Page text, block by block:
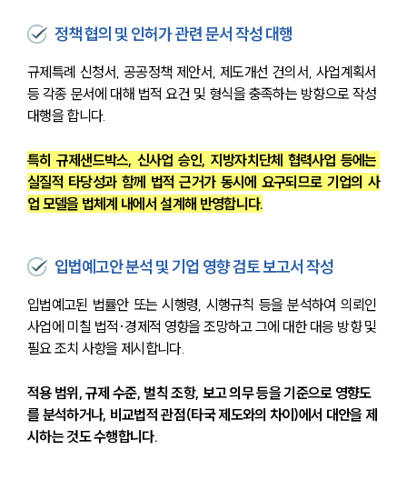
정책 협의 및 인허가 관련 문서 작성 대행
규제특례 신청서, 공공정책 제안서, 제도개선 건의서, 사업계획서
등 각종 문서에 대해 법적 요건 및 형식을 충족하는 방향으로 작성
대행을 합니다.
특히 규제샌드박스, 신사업 승인, 지방자치단체 협력사업 등에는
실질적 타당성과 함께 법적 근거가 동시에 요구되므로 기업의 사
업 모델을 법체계 내에서 설계해 반영합니다.
입법예고안 분석 및 기업 영향 검토 보고서 작성
입법예고된 법률안 또는 시행령, 시행규칙 등을 분석하여 의뢰인
사업에 미칠 법적·경제적 영향을 조망하고 그에 대한 대응 방향 및
필요 조치 사항을 제시합니다.
적용 범위, 규제 수준, 벌칙 조항, 보고 의무 등을 기준으로 영향도
를 분석하거나, 비교법적 관점(타국 제도와의 차이)에서 대안을 제
시하는 것도 수행합니다.